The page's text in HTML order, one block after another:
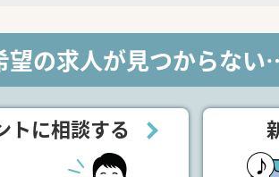
望の求人が見つからな
トに相談する